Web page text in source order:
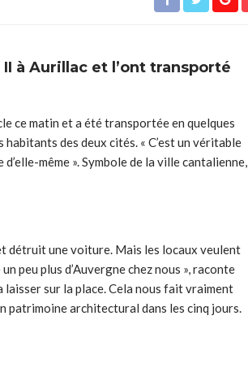
à Aurillac et l’ont transporté
ce matin et a été transportée en quelques
des deux cités. « C’est un véritable
même ». Symbole de la ville cantalienne,
détruit une voiture. Mais les locaux veulent
peu plus d’Auvergne chez nous », raconte
sur la place. Cela nous fait vraiment
patrimoine architectural dans les cinq jours.